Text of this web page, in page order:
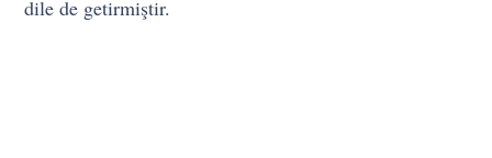
dile de getirmiştir.